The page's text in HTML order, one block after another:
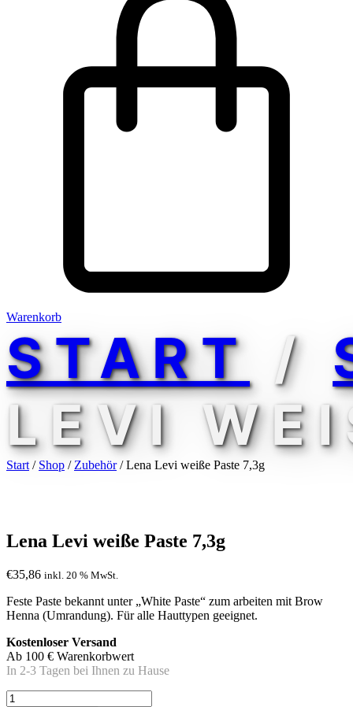
Warenkorb
START /
LEVI
Start / Shop / Zubehör/ Lena Levi weiße Paste 7,3g
Lena Levi weiße Paste 7,3g
€35,86 inkl. 20 % MwSt.
Feste Paste bekannt unter „White Paste“ zum arbeiten mit Brow
Henna (Umrandung). Für alle Hauttypen geeignet.
Kostenloser Versand
Ab 100 € Warenkorbwert
In 2-3 Tagen bei Ihnen zu Hause
Lena